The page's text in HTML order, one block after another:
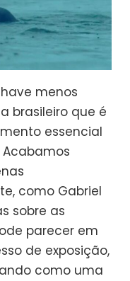
menos
brasileiro que é
essencial
como Gabriel
sobre as
parecer em
de exposição,
como uma